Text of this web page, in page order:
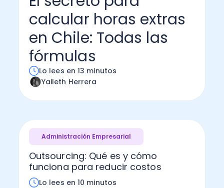
Administración Empresarial
Ver todo
Software Factura y Administración
Ver Todo
Kits
Autores
calcular horas extras
en Chile: Todas las
fórmulas
Lo lees en 13 minutos
Yaileth Herrera
Administración Empresarial
Outsourcing: Qué es y cómo
funciona para reducir costos
Lo lees en 10 minutos